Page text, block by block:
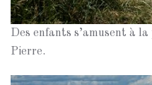
Des enfants s’amusent à
Pierre.